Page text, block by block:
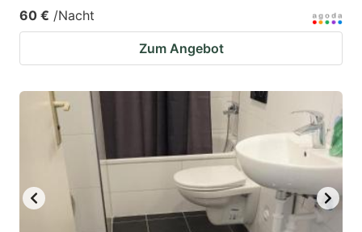
60 € /Nacht
Zum Angebot